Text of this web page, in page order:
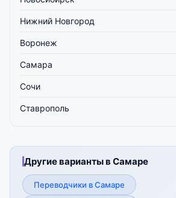
Нижний Новгород
Воронеж
Самара
Сочи
Ставрополь
Другие варианты в Самаре
Переводчики в Самаре